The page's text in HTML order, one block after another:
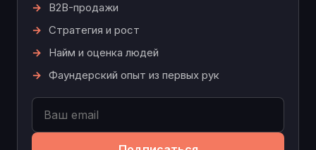
B2B-продажи
Стратегия и рост
Найм и оценка людей
Фаундерский опыт из первых рук